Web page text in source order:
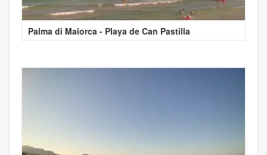
Palma di Maiorca - Playa de Can Pastilla